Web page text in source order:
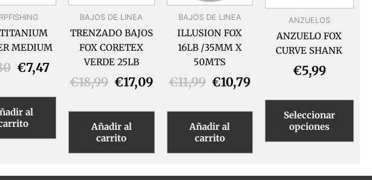
MEDIUM
€7,47
al
BAJOS DE LINEA
TRENZADO BAJOS
FOX CORETEX
VERDE 25LB
€18,99 €17,09
Añadir al
carrito
BAJOS DE LINEA
ILLUSION FOX
16LB /35MM X
50MTS
€11,99 €10,79
Añadir al
carrito
ANZUELOS
ANZUELO FOX
CURVE SHANK
€5,99
Seleccionar
opciones